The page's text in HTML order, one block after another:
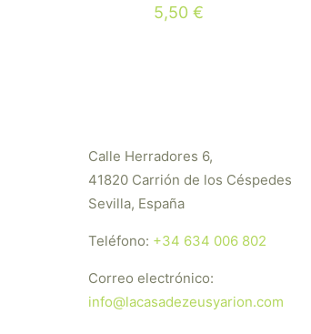
5,50 €
Calle Herradores 6,
41820 Carrión de los Céspedes
Sevilla, España
Teléfono: +34 634 006 802
Correo electrónico:
info@lacasadezeusyarion.com